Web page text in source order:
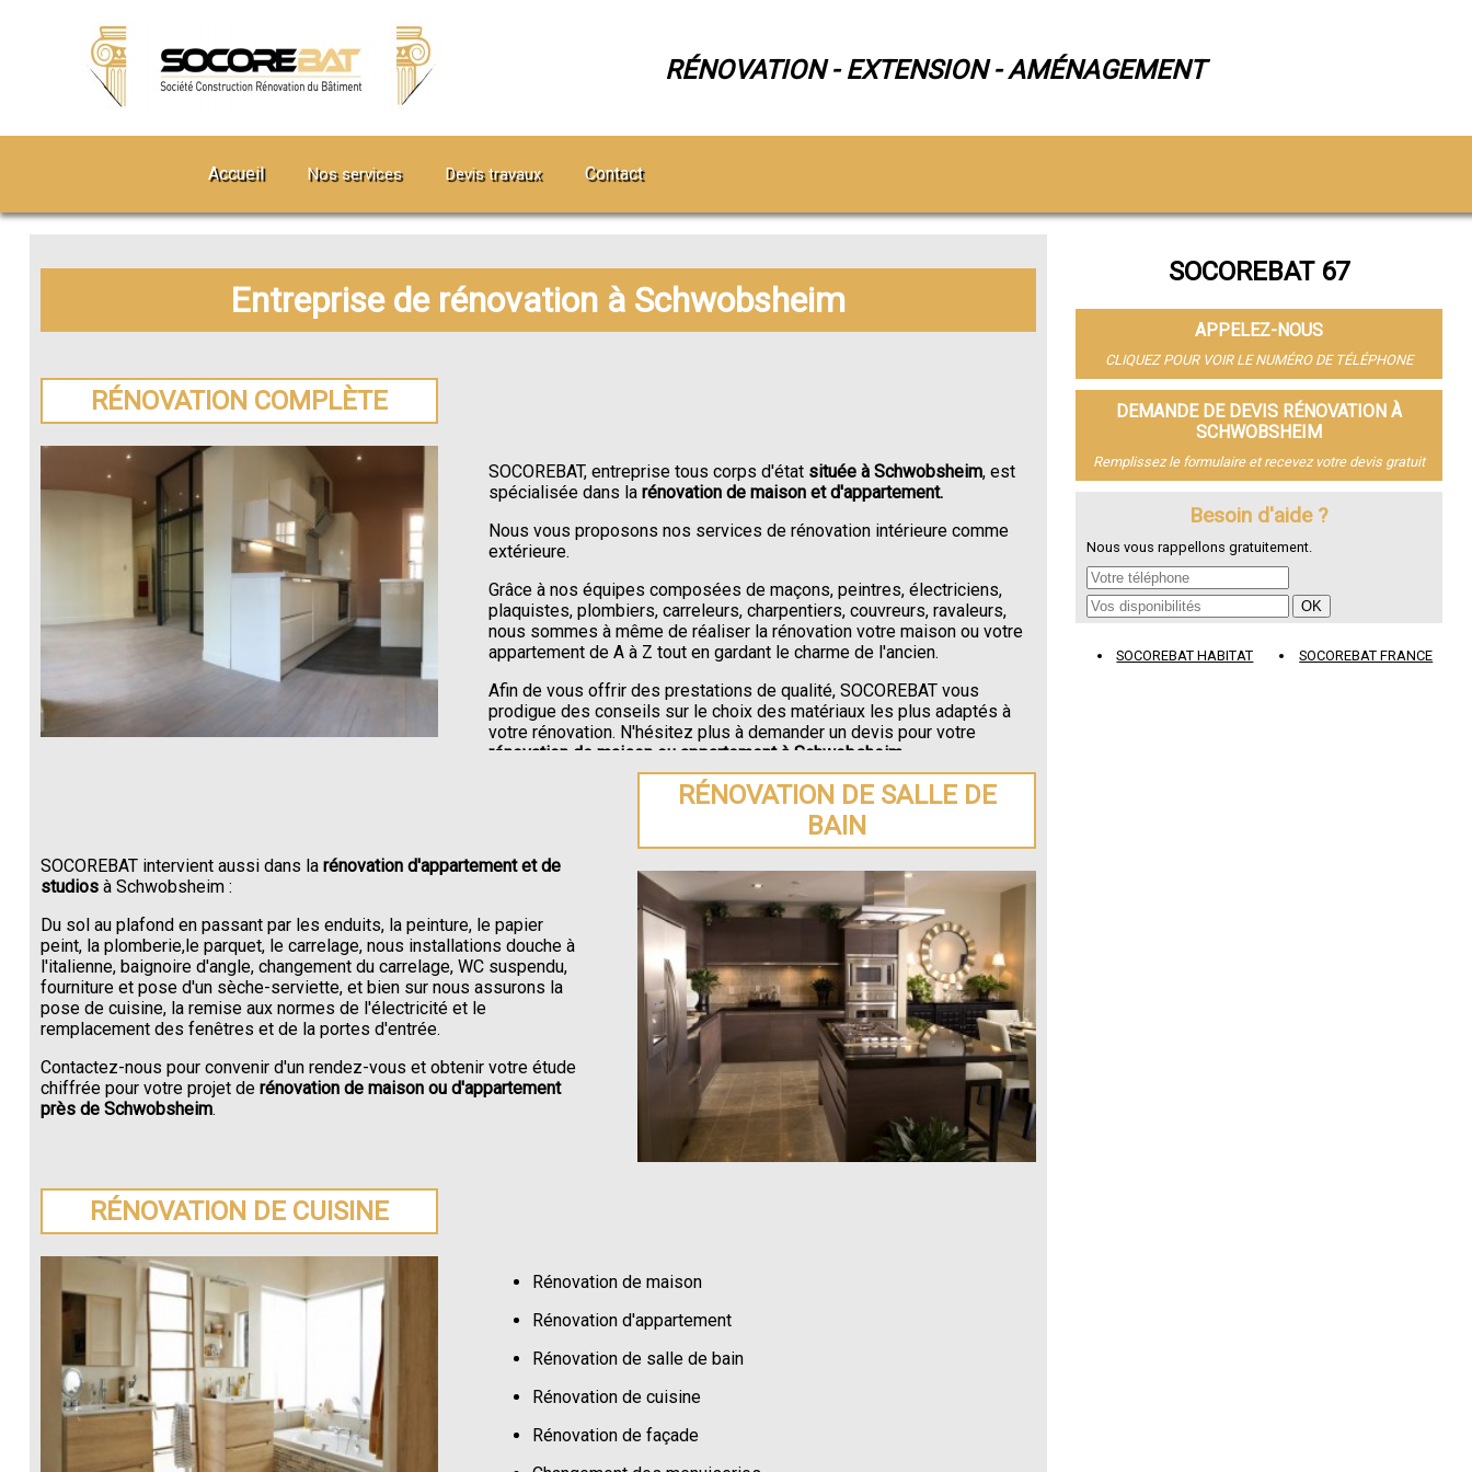
RÉNOVATION - EXTENSION - AMÉNAGEMENT
Accueil Nos services Devis travaux Contact
Entreprise de rénovation à Schwobsheim
RÉNOVATION COMPLÈTE
SOCOREBAT, entreprise tous corps d'état située à Schwobsheim, est
spécialisée dans la rénovation de maison et d'appartement.
Nous vous proposons nos services de rénovation intérieure comme
extérieure.
Grâce à nos équipes composées de maçons, peintres, électriciens,
plaquistes, plombiers, carreleurs, charpentiers, couvreurs, ravaleurs,
nous sommes à même de réaliser la rénovation votre maison ou votre
appartement de A à Z tout en gardant le charme de l'ancien.
Afin de vous offrir des prestations de qualité, SOCOREBAT vous
prodigue des conseils sur le choix des matériaux les plus adaptés à
votre rénovation. N'hésitez plus à demander un devis pour votre
rénovation de maison ou appartement à Schwobsheim.
RÉNOVATION DE SALLE DE
BAIN
SOCOREBAT intervient aussi dans la rénovation d'appartement et de
studiosà Schwobsheim :
Du sol au plafond en passant par les enduits, la peinture, le papier
peint, la plomberie,le parquet, le carrelage, nous installations douche à
l'italienne, baignoire d'angle, changement du carrelage, WC suspendu,
fourniture et pose d'un sèche-serviette, et bien sur nous assurons la
pose de cuisine, la remise aux normes de l'électricité et le
remplacement des fenêtres et de la portes d'entrée.
Contactez-nous pour convenir d'un rendez-vous et obtenir votre étude
chiffrée pour votre projet derénovation de maison ou d'appartement
près de Schwobsheim.
RÉNOVATION DE CUISINE
Rénovation de maison
Rénovation d'appartement
Rénovation de salle de bain
Rénovation de cuisine
Rénovation de façade
SOCOREBAT 67
APPELEZ-NOUS
CLIQUEZ POUR VOIR LE NUMÉRO DE TÉLÉPHONE
DEMANDE DE DEVIS RÉNOVATION À
SCHWOBSHEIM
Remplissez le formulaire et recevez votre devis gratuit
Besoin d'aide ?
Nous vous rappellons gratuitement.
SOCOREBAT HABITAT SOCOREBAT FRANCE